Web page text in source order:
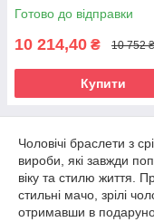
Готово до відправки
10 214,40 ₴ 10 752 ₴
Купити
Чоловічі браслети з
вироби, які завжди
віку та стилю життя.
стильні мачо, зрілі
отримавши в